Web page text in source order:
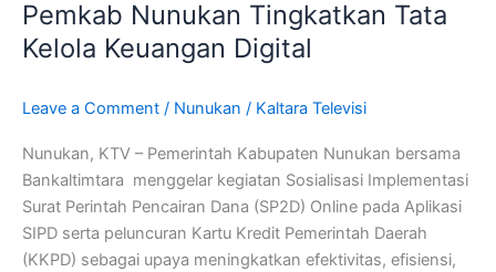
Pemkab Nunukan Tingkatkan Tata
Kelola Keuangan Digital
Leave a Comment / Nunukan / Kaltara Televisi
Nunukan, KTV – Pemerintah Kabupaten Nunukan bersama
Bankaltimtara menggelar kegiatan Sosialisasi Implementasi
Surat Perintah Pencairan Dana (SP2D) Online pada Aplikasi
SIPD serta peluncuran Kartu Kredit Pemerintah Daerah
(KKPD) sebagai upaya meningkatkan efektivitas, efisiensi,
KKPD
Diterapkan,
Pemkab
Tingkatkan
Kelola
Keuangan
Digital